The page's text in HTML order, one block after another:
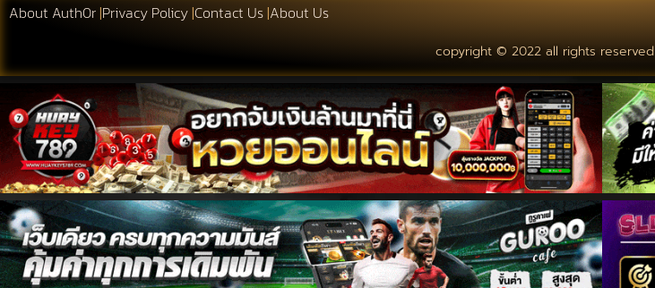
About Auth0r|Privacy Policy|Contact Us|About Us
copyright © 2022 all rights reserved